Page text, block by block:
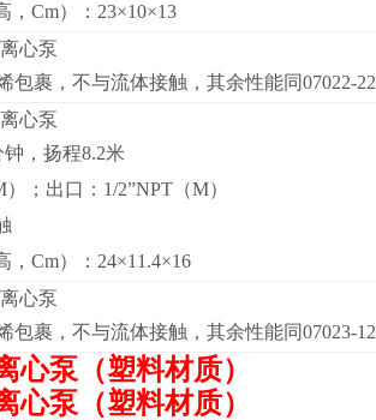
，Cm）：23×10×13
心泵
包裹，不与流体接触，其余性能同07022-22
心泵
，扬程8.2米
；出口：1/2”NPT（M）
，Cm）：24×11.4×16
心泵
包裹，不与流体接触，其余性能同07023-12
心泵 （塑料材质）
心泵 （塑料材质）